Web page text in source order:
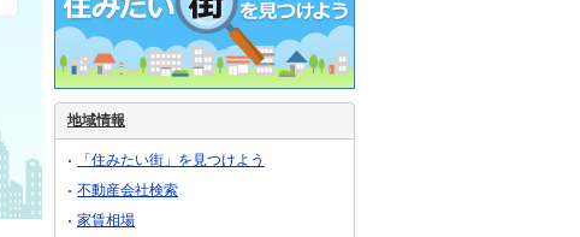
地域情報
「住みたい街」を見つけよう
不動産会社検索
家賃相場